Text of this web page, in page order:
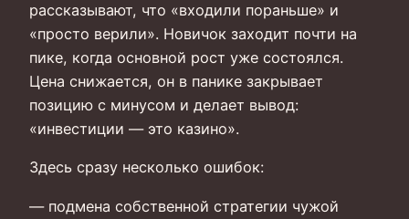
рассказывают, что «входили пораньше» и
«просто верили». Новичок заходит почти на
пике, когда основной рост уже состоялся.
Цена снижается, он в панике закрывает
позицию с минусом и делает вывод:
«инвестиции — это казино».
Здесь сразу несколько ошибок:
— подмена собственной стратегии чужой